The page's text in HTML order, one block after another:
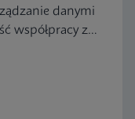
danymi
współpracy z